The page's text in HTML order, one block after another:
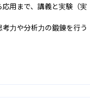
用まで、講義と実験（実
力や分析力の鍛錬を行う